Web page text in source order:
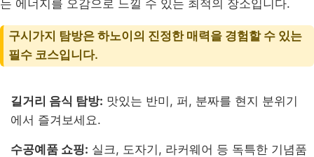
는 에너지를 오감으로 느낄 수 있는 최적의 장소입니다.
구시가지 탐방은 하노이의 진정한 매력을 경험할 수 있는
필수 코스입니다.
길거리 음식 탐방: 맛있는 반미, 퍼, 분짜를 현지 분위기
에서 즐겨보세요.
수공예품 쇼핑: 실크, 도자기, 라커웨어 등 독특한 기념품